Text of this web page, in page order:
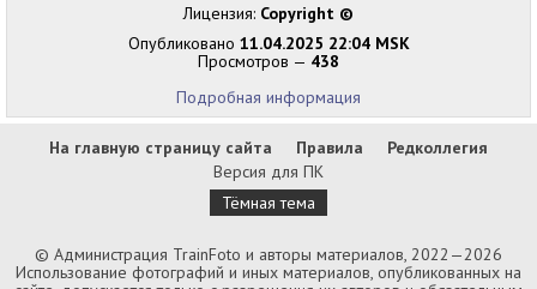
Лицензия: Copyright ©
Опубликовано 11.04.2025 22:04 MSK
Просмотров — 438
Подробная информация
На главную страницу сайта Правила
Редколлегия
Версия для ПК
Тёмная тема
© Администрация TrainFoto и авторы материалов, 2022—2026
Использование фотографий и иных материалов, опубликованных на